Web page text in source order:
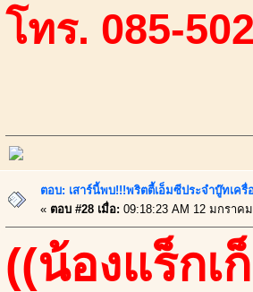
โทร. 085-
ตอบ: เสาร์นี้พบ!!!พริตตี้เอ็มซีประจำบู๊ทเค
« ตอบ #28 เมื่อ: 09:18:23 AM 12 มกราค
((น้องแร็กเ